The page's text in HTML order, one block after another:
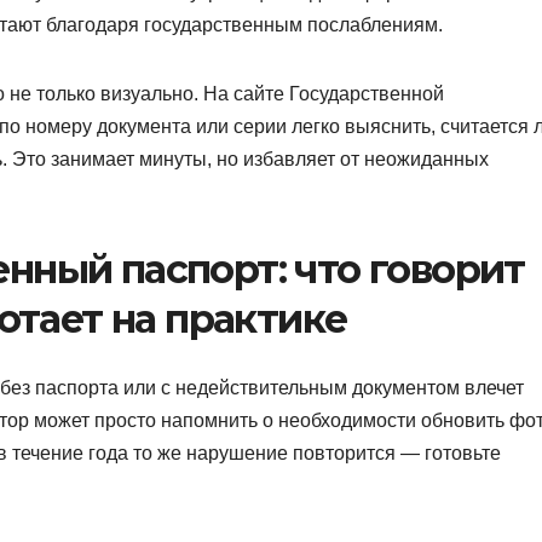
благодаря государственным послаблениям.
только визуально. На сайте Государственной
номеру документа или серии легко выяснить, считается
Это занимает минуты, но избавляет от неожиданных
паспорт: что говорит
на практике
паспорта или с недействительным документом влечет
может просто напомнить о необходимости обновить
течение года то же нарушение повторится — готовьте